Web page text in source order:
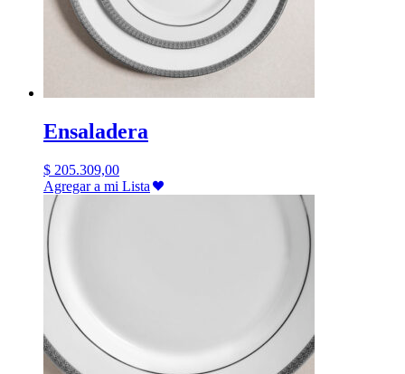
Ensaladera
$ 205.309,00
Agregar a mi Lista